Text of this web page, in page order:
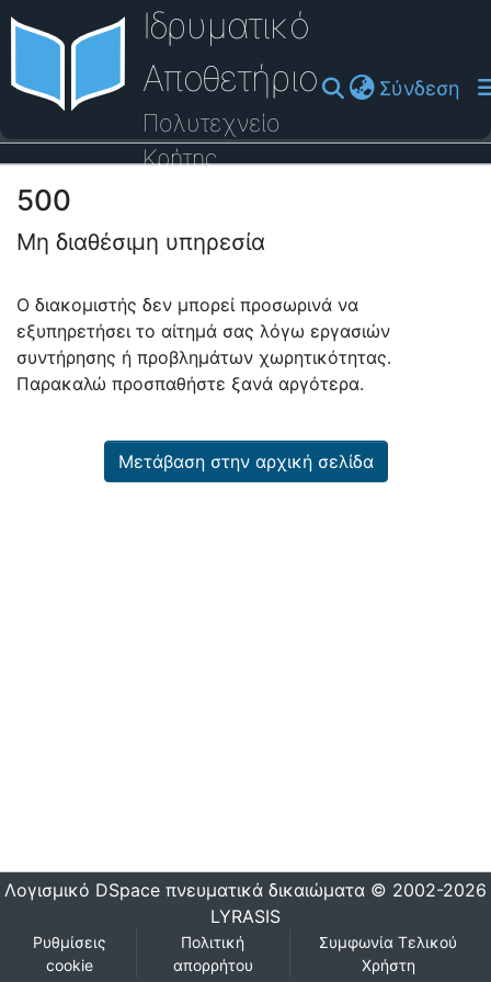
Ιδρυματικό
Αποθετήριο
Πολυτεχνείο
Κρήτης
Σύνδεση
Οδηγός Βοήθειας
500
Μη διαθέσιμη υπηρεσία
Ο διακομιστής δεν μπορεί προσωρινά να
εξυπηρετήσει το αίτημά σας λόγω εργασιών
συντήρησης ή προβλημάτων χωρητικότητας.
Παρακαλώ προσπαθήστε ξανά αργότερα.
Μετάβαση στην αρχική σελίδα
Λογισμικό DSpace πνευματικά δικαιώματα © 2002-2026
LYRASIS
Ρυθμίσεις
cookie
Πολιτική
απορρήτου
Συμφωνία Τελικού
Χρήστη